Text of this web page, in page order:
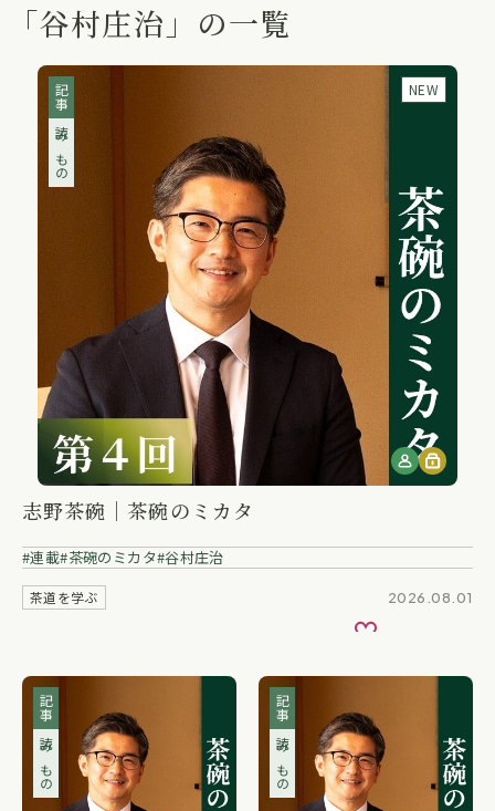
「谷村庄治」の一覧
記事
読みもの
NEW
志野茶碗｜茶碗のミカタ
連載 茶碗のミカタ 谷村庄治
茶道を学ぶ 2026.08.01
お気に入り
記事
読みもの
記事
読みもの